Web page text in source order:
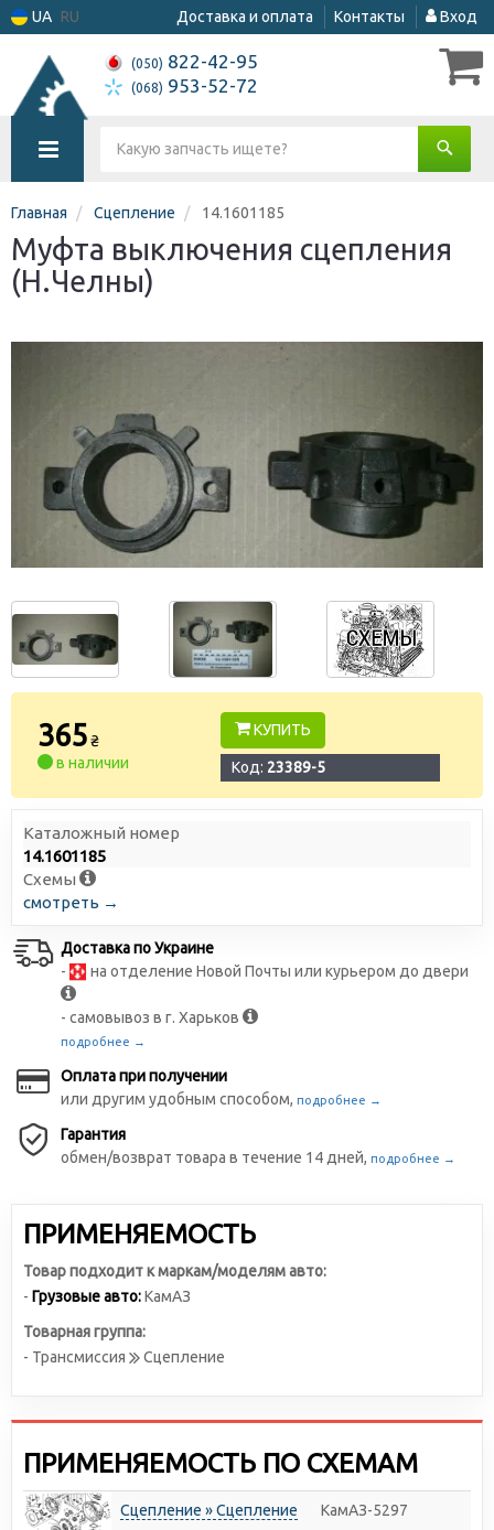
UA RU Доставка и оплата Контакты Вход
(050) 822-42-95
(068) 953-52-72
Главная Сцепление 14.1601185
Муфта выключения сцепления
(Н.Челны)
365₴
в наличии
КУПИТЬ
Код: 23389-5
Каталожный номер
14.1601185
Схемы
смотреть →
Доставка по Украине
-
на отделение Новой Почты или курьером до двери
- самовывоз в г. Харьков
подробнее →
Оплата при получении
или другим удобным способом, подробнее →
Гарантия
обмен/возврат товара в течение 14 дней, подробнее →
ПРИМЕНЯЕМОСТЬ
Товар подходит к маркам/моделям авто:
- Грузовые авто:КамАЗ
Товарная группа:
- Трансмиссия
Сцепление
ПРИМЕНЯЕМОСТЬ ПО СХЕМАМ
Сцепление » Сцепление КамАЗ-5297